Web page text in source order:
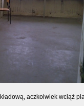
aczkolwiek wciąż